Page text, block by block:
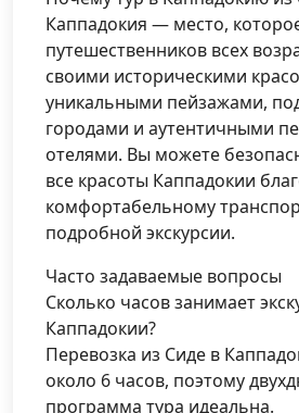
Каппадокия — место,
путешественников всех
своими историческими
уникальными пейзажами,
городами и аутентичными
отелями. Вы можете
все красоты Каппадокии
комфортабельному
подробной экскурсии.
Часто задаваемые вопросы
Сколько часов занимает
Каппадокии?
Перевозка из Сиде в
около 6 часов, поэтому
программа тура идеальна.